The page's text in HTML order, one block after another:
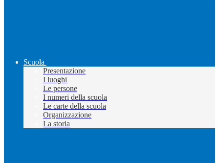
Scuola
Presentazione
I luoghi
Le persone
I numeri della scuola
Le carte della scuola
Organizzazione
La storia